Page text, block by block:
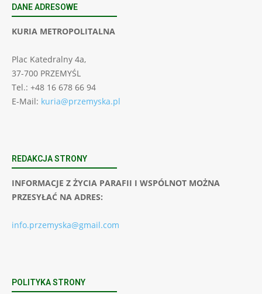
DANE ADRESOWE
KURIA METROPOLITALNA
Plac Katedralny 4a,
37-700 PRZEMYŚL
Tel.: +48 16 678 66 94
E-Mail: kuria@przemyska.pl
REDAKCJA STRONY
INFORMACJE Z ŻYCIA PARAFII I WSPÓLNOT MOŻNA
PRZESYŁAĆ NA ADRES:
info.przemyska@gmail.com
POLITYKA STRONY